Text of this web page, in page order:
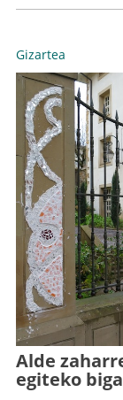
Gizartea
Alde
egiteko